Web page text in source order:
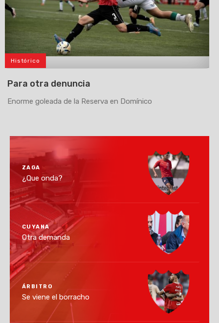
Histórico
Para otra denuncia
Enorme goleada de la Reserva en Domínico
ZAGA
¿Que onda?
CUYANA
Otra demanda
ÁRBITRO
Se viene el borracho